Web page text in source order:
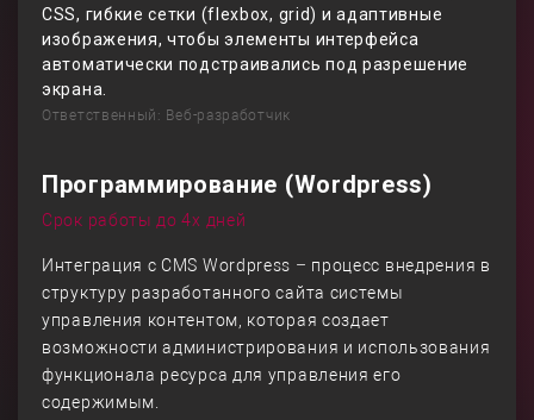
CSS, гибкие сетки (flexbox, grid) и адаптивные
изображения, чтобы элементы интерфейса
автоматически подстраивались под разрешение
экрана.
Ответственный: Веб-разработчик
Программирование (Wordpress)
Срок работы до 4х дней
Интеграция с CMS Wordpress – процесс внедрения в
структуру разработанного сайта системы
управления контентом, которая создает
возможности администрирования и использования
функционала ресурса для управления его
содержимым.